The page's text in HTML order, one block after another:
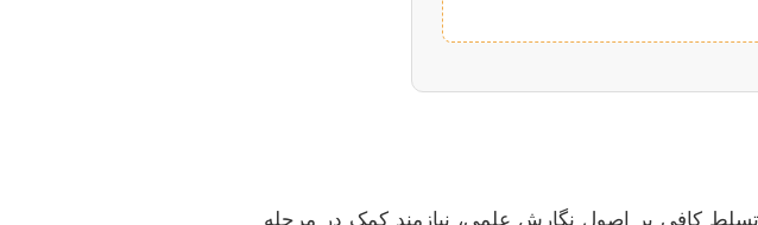
تسلط کافی بر اصول نگارش علمی، نیازمند کمک در مرحله